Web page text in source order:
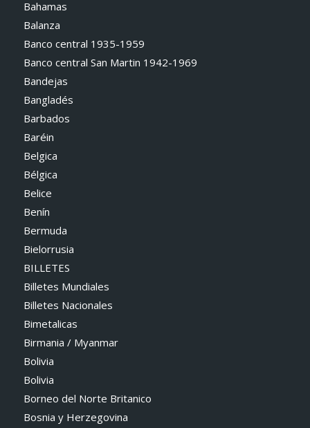
Bahamas
Balanza
Banco central 1935-1959
Banco central San Martin 1942-1969
Bandejas
Bangladés
Barbados
Baréin
Belgica
Bélgica
Belice
Benín
Bermuda
Bielorrusia
BILLETES
Billetes Mundiales
Billetes Nacionales
Bimetalicas
Birmania / Myanmar
Bolivia
Bolivia
Borneo del Norte Britanico
Bosnia y Herzegovina